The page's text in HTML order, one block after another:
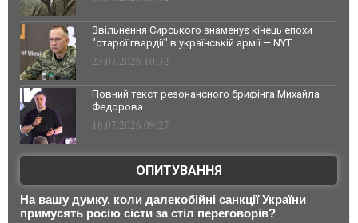
Звільнення Сирського знаменує кінець епохи
"старої гвардії" в українській армії — NYT
23.07.2026 10:32
Повний текст резонансного брифінга Михайла
Федорова
18.07.2026 09:27
ОПИТУВАННЯ
На вашу думку, коли далекобійні санкції України
примусять росію сісти за стіл переговорів?